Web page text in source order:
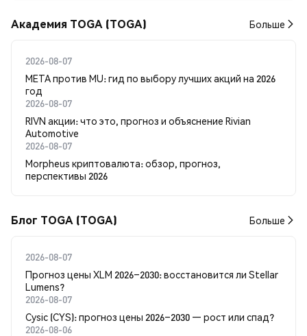
Академия TOGA (TOGA) Больше
2026-08-07
META против MU: гид по выбору лучших акций на 2026
год
2026-08-07
RIVN акции: что это, прогноз и объяснение Rivian
Automotive
2026-08-07
Morpheus криптовалюта: обзор, прогноз,
перспективы 2026
Блог TOGA (TOGA) Больше
2026-08-07
Прогноз цены XLM 2026–2030: восстановится ли Stellar
Lumens?
2026-08-07
Cysic (CYS): прогноз цены 2026–2030 — рост или спад?
2026-08-06